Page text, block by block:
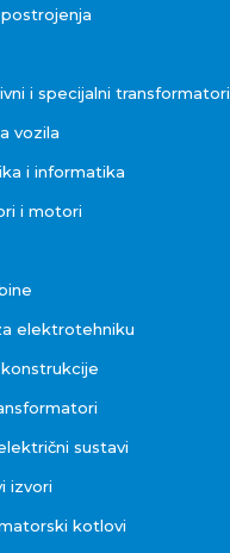
postrojenja
i specijalni transformatori
vozila
i informatika
i motori
elektrotehniku
sustavi
izvori
kotlovi